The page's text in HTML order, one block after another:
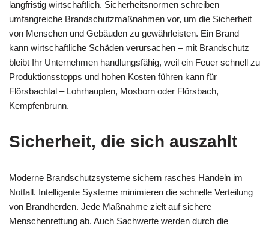
langfristig wirtschaftlich. Sicherheitsnormen schreiben
umfangreiche Brandschutzmaßnahmen vor, um die Sicherheit
von Menschen und Gebäuden zu gewährleisten. Ein Brand
kann wirtschaftliche Schäden verursachen – mit Brandschutz
bleibt Ihr Unternehmen handlungsfähig, weil ein Feuer schnell zu
Produktionsstopps und hohen Kosten führen kann für
Flörsbachtal – Lohrhaupten, Mosborn oder Flörsbach,
Kempfenbrunn.
Sicherheit, die sich auszahlt
Moderne Brandschutzsysteme sichern rasches Handeln im
Notfall. Intelligente Systeme minimieren die schnelle Verteilung
von Brandherden. Jede Maßnahme zielt auf sichere
Menschenrettung ab. Auch Sachwerte werden durch die